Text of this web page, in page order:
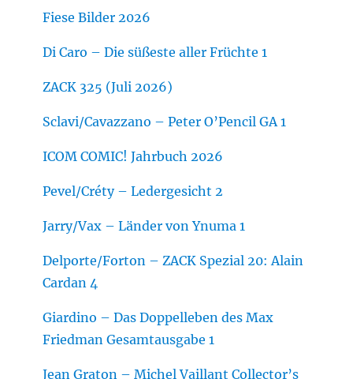
Fiese Bilder 2026
Di Caro – Die süßeste aller Früchte 1
ZACK 325 (Juli 2026)
Sclavi/Cavazzano – Peter O’Pencil GA 1
ICOM COMIC! Jahrbuch 2026
Pevel/Créty – Ledergesicht 2
Jarry/Vax – Länder von Ynuma 1
Delporte/Forton – ZACK Spezial 20: Alain
Cardan 4
Giardino – Das Doppelleben des Max
Friedman Gesamtausgabe 1
Jean Graton – Michel Vaillant Collector’s